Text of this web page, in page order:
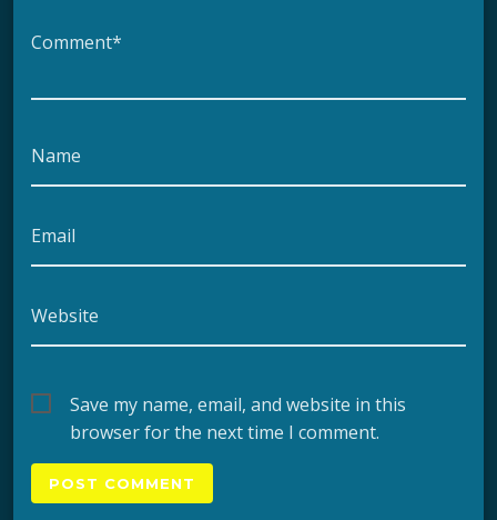
Comment*
Name
Email
Website
Save my name, email, and website in this
browser for the next time I comment.